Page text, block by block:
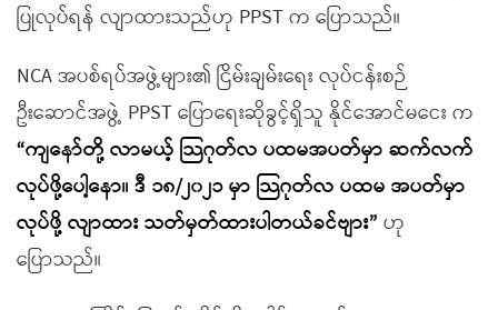
ပြုလုပ်ရန် လျာထားသည်ဟု PPST က ပြောသည်။
NCA အပစ်ရပ်အဖွဲ့များ၏ ငြိမ်းချမ်းရေး လုပ်ငန်းစဉ်
ဦးဆောင်အဖွဲ့ PPST ပြောရေးဆိုခွင့်ရှိသူ နိုင်အောင်မငေး က
“ကျနော်တို့ လာမယ့် သြဂုတ်လ ပထမအပတ်မှာ ဆက်လက်
လုပ်ဖို့ပေါ့နော။ ဒီ ၁၈/၂၀၂၁ မှာ သြဂုတ်လ ပထမ အပတ်မှာ
လုပ်ဖို့ လျာထား သတ်မှတ်ထားပါတယ်ခင်ဗျား” ဟု
ပြောသည်။